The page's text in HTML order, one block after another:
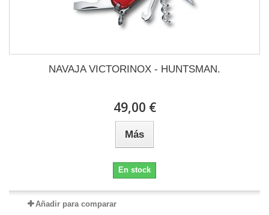
NAVAJA VICTORINOX - HUNTSMAN.
49,00 €
Más
En stock
Añadir para comparar